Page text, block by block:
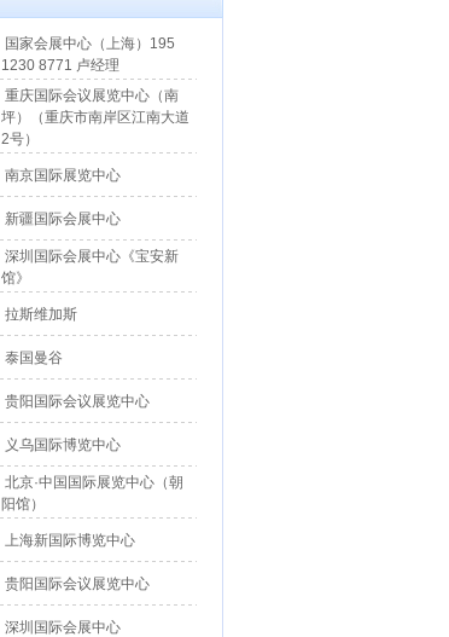
国家会展中心（上海）195
1230 8771 卢经理
重庆国际会议展览中心（南
坪）（重庆市南岸区江南大道
2号）
南京国际展览中心
新疆国际会展中心
深圳国际会展中心《宝安新
馆》
拉斯维加斯
泰国曼谷
贵阳国际会议展览中心
义乌国际博览中心
北京·中国国际展览中心（朝
阳馆）
上海新国际博览中心
贵阳国际会议展览中心
深圳国际会展中心